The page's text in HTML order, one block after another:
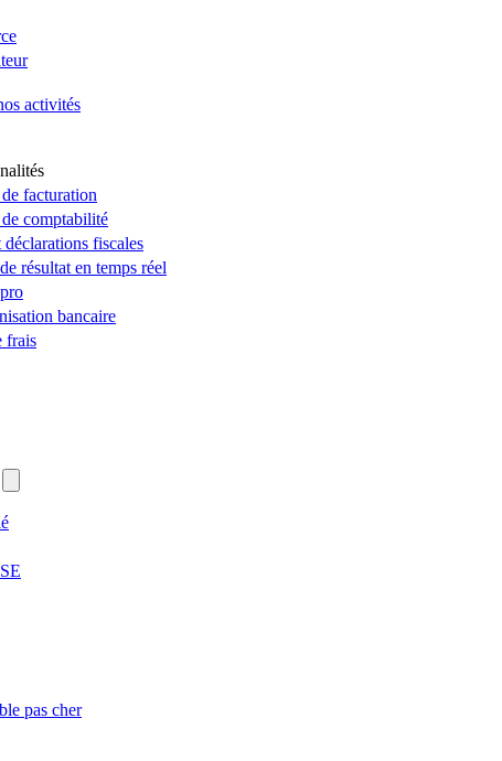
activités
facturation
comptabilité
fiscales
résultat en temps réel
bancaire
frais
pas cher